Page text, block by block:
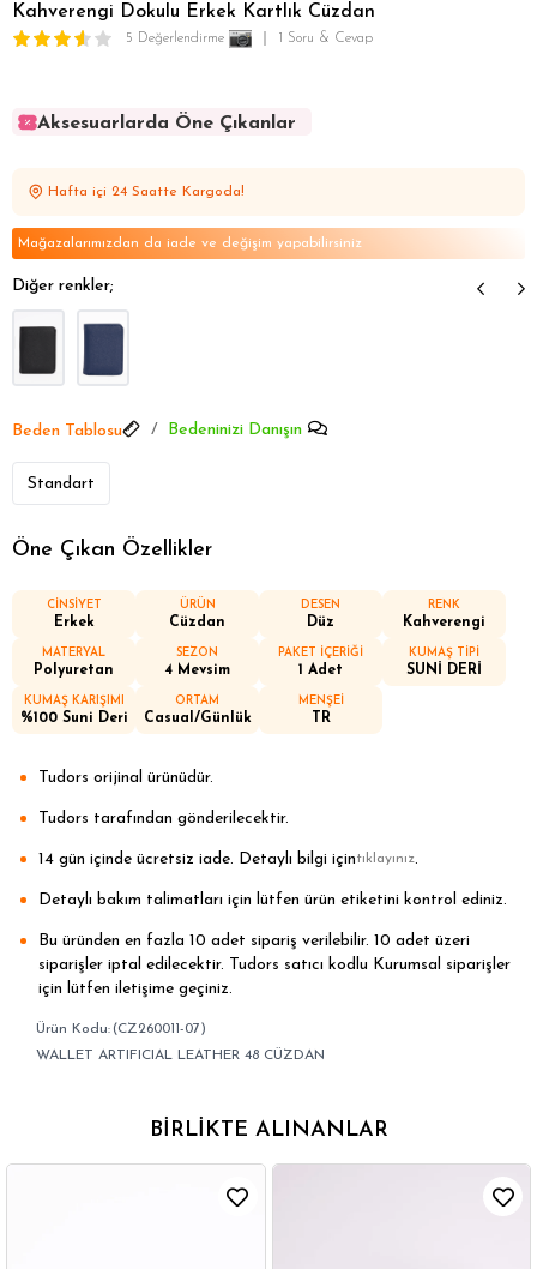
Kahverengi Dokulu Erkek Kartlık Cüzdan
5 Değerlendirme 1 Soru & Cevap
Aksesuarlarda Öne Çıkanlar
Aksesuarlarda Öne Çıkanlar
Hafta içi 24 Saatte Kargoda!
Mağazalarımızdan da iade ve değişim yapabilirsiniz
Diğer renkler;
Beden Tablosu Bedeninizi Danışın
Standart
Öne Çıkan Özellikler
CİNSİYET
Erkek
ÜRÜN
Cüzdan
DESEN
Düz
RENK
Kahverengi
MATERYAL
Polyuretan
SEZON
4 Mevsim
PAKET İÇERİĞİ
1 Adet
KUMAŞ TİPİ
SUNİ DERİ
KUMAŞ KARIŞIMI
%100 Suni Deri
ORTAM
Casual/Günlük
MENŞEİ
TR
Tudors orijinal ürünüdür.
Tudors tarafından gönderilecektir.
14 gün içinde ücretsiz iade. Detaylı bilgi içintıklayınız.
Detaylı bakım talimatları için lütfen ürün etiketini kontrol ediniz.
Bu üründen en fazla 10 adet sipariş verilebilir. 10 adet üzeri
siparişler iptal edilecektir. Tudors satıcı kodlu Kurumsal siparişler
için lütfen iletişime geçiniz.
(CZ260011-07)
WALLET ARTIFICIAL LEATHER 48 CÜZDAN
BIRLIKTE ALINANLAR